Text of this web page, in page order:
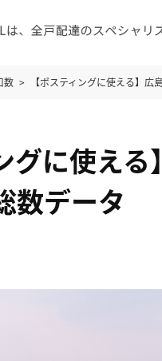
数 【ポスティングに使える】
グに使え
数データ